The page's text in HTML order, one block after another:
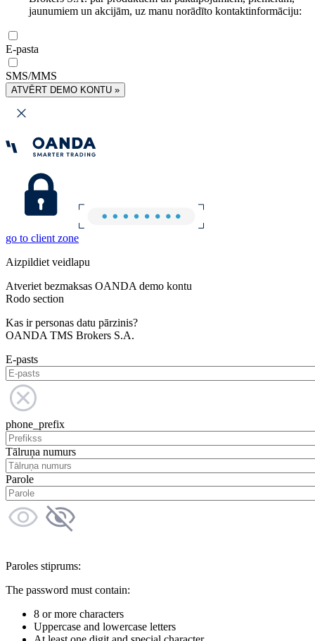
jaunumiem un akcijām, uz manu norādīto kontaktinformāciju:
E-pasta
SMS/MMS
ATVĒRT DEMO KONTU »
go to client zone
Aizpildiet veidlapu
Atveriet bezmaksas OANDA demo kontu
Rodo section
Kas ir personas datu pārzinis?
OANDA TMS Brokers S.A.
E-pasts
phone_prefix
Tālruņa numurs
Parole
Paroles stiprums:
The password must contain:
8 or more characters
Uppercase and lowercase letters